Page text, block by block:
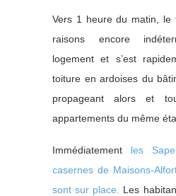
Vers 1 heure du matin,
raisons encore
logement et s’est
toiture en ardoises du
propageant alors et
appartements du même
Immédiatement les
casernes de Maisons-
sont sur place.
Les